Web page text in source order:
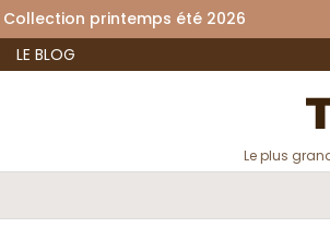
Collection printemps été
LE BLOG
Le plus